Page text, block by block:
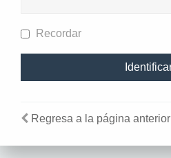
Recordar
Regresa a la página anterior